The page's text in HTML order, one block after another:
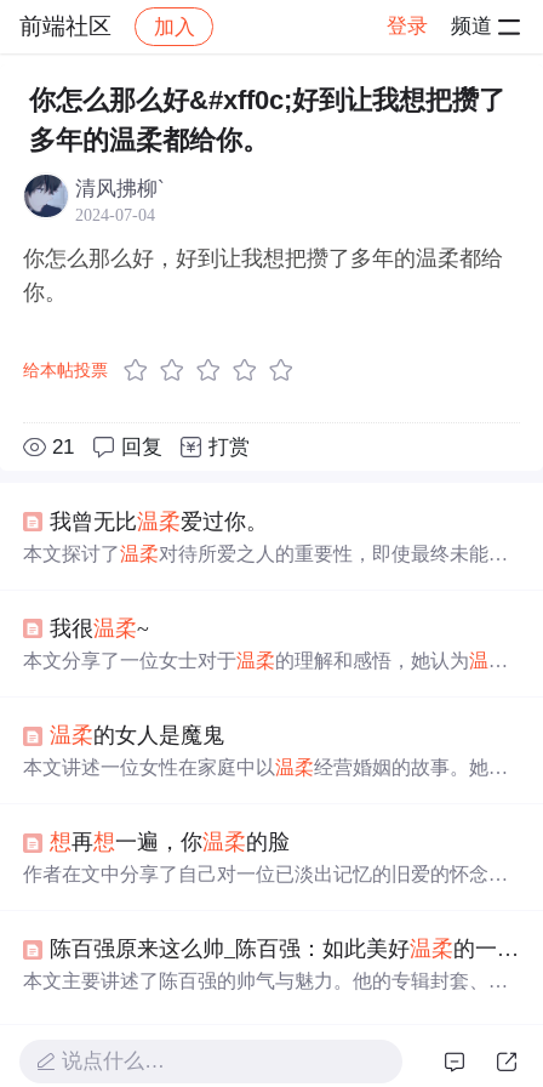
前端社区 加入 登录 频道
社区 前端社区 感慨 帖子详情
你怎么那么好&#xff0c;好到让我想把攒了
多年的温柔都给你。
清风拂柳`
2024-07-04
你怎么那么好，好到让我想把攒了多年的温柔都给
你。
给本帖投票
21 回复 打赏
我曾无比温柔爱过你。
本文探讨了温柔对待所爱之人的重要性，即使最终未能在
遇见的可能性。
我很温柔~
本文分享了一位女士对于温柔的理解和感悟，她认为温柔
温柔的女人是魔鬼
本文讲述一位女性在家庭中以温柔经营婚姻的故事。她适
先生的灵与肉，有爱的家庭值得珍惜经营。
想再想一遍，你温柔的脸
作者在文中分享了自己对一位已淡出记忆的旧爱的怀念与
迹。文章不仅是一次个人情感的回顾，也是对过往时光的
深深怀念。
陈百强原来这么帅_陈百强：如此美好温柔的一个男孩
本文主要讲述了陈百强的帅气与魅力。他的专辑封套、照
气质。还提及香港为其举办纪念活动，他在电影中的形象
说点什么…